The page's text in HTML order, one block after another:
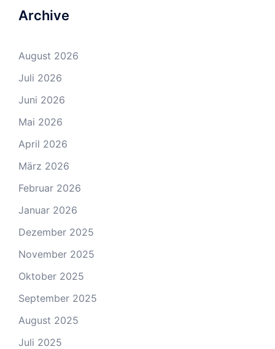
Archive
August 2026
Juli 2026
Juni 2026
Mai 2026
April 2026
März 2026
Februar 2026
Januar 2026
Dezember 2025
November 2025
Oktober 2025
September 2025
August 2025
Juli 2025